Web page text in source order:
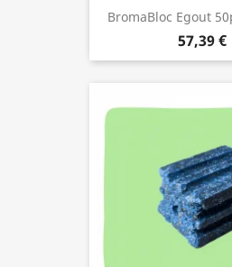
BromaBloc Egout
57,39 €